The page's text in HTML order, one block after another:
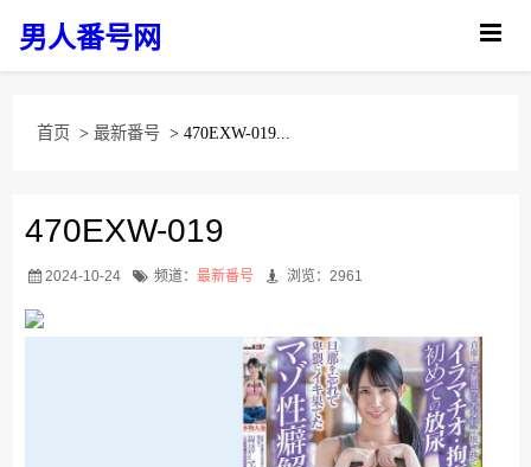
男人番号网
首页 >最新番号 > 470EXW-019...
470EXW-019
2024-10-24 频道： 最新番号 浏览：2961